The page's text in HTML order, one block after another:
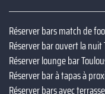
Réserver bars match de
Réserver bar ouvert la nuit
Réserver lounge bar
Réserver bar à tapas à
Réserver bars avec